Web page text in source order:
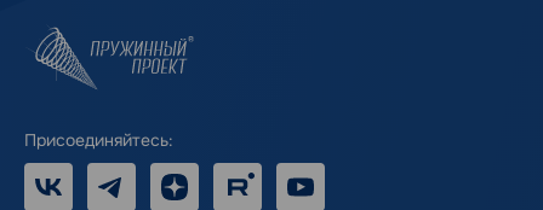
Присоединяйтесь:
Telegram Дзен RUTUBE